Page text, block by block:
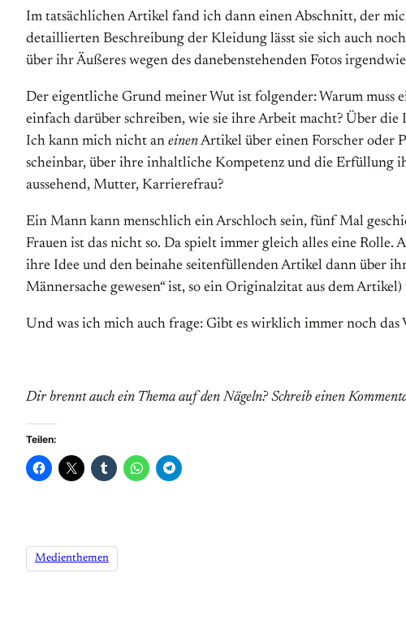
Im tatsächlichen Artikel fand ich dann einen Abschnitt, der
detaillierten Beschreibung der Kleidung lässt sie sich auch
über ihr Äußeres wegen des danebenstehenden Fotos
Der eigentliche Grund meiner Wut ist folgender: Warum muss
einfach darüber schreiben, wie sie ihre Arbeit macht? Über
Ich kann mich nicht an einenArtikel über einen Forscher oder
scheinbar, über ihre inhaltliche Kompetenz und die Erfüllung
aussehend, Mutter, Karrierefrau?
Ein Mann kann menschlich ein Arschloch sein, fünf Mal
Frauen ist das nicht so. Da spielt immer gleich alles eine
ihre Idee und den beinahe seitenfüllenden Artikel dann über
Männersache gewesen“ ist, so ein Originalzitat aus dem
Und was ich mich auch frage: Gibt es wirklich immer noch das
Dir brennt auch ein Thema auf den Nägeln? Schreib einen
Teilen:
Medienthemen